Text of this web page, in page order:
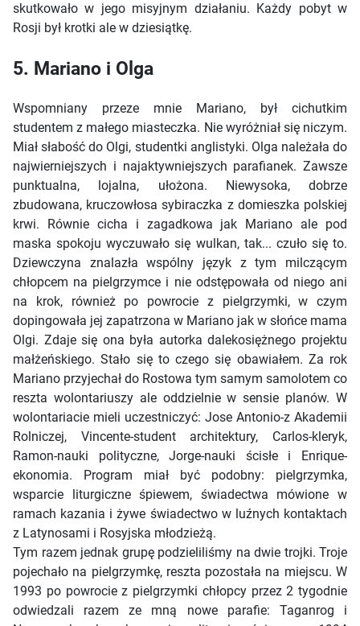
skutkowało w jego misyjnym działaniu. Każdy pobyt w
Rosji był krotki ale w dziesiątkę.
5. Mariano i Olga
Wspomniany przeze mnie Mariano, był cichutkim
studentem z małego miasteczka. Nie wyróżniał się niczym.
Miał słabość do Olgi, studentki anglistyki. Olga należała do
najwierniejszych i najaktywniejszych parafianek. Zawsze
punktualna, lojalna, ułożona. Niewysoka, dobrze
zbudowana, kruczowłosa sybiraczka z domieszka polskiej
krwi. Równie cicha i zagadkowa jak Mariano ale pod
maska spokoju wyczuwało się wulkan, tak... czuło się to.
Dziewczyna znalazła wspólny język z tym milczącym
chłopcem na pielgrzymce i nie odstępowała od niego ani
na krok, również po powrocie z pielgrzymki, w czym
dopingowała jej zapatrzona w Mariano jak w słońce mama
Olgi. Zdaje się ona była autorka dalekosiężnego projektu
małżeńskiego. Stało się to czego się obawiałem. Za rok
Mariano przyjechał do Rostowa tym samym samolotem co
reszta wolontariuszy ale oddzielnie w sensie planów. W
wolontariacie mieli uczestniczyć: Jose Antonio-z Akademii
Rolniczej, Vincente-student architektury, Carlos-kleryk,
Ramon-nauki polityczne, Jorge-nauki ścisłe i Enrique-
ekonomia. Program miał być podobny: pielgrzymka,
wsparcie liturgiczne śpiewem, świadectwa mówione w
ramach kazania i żywe świadectwo w luźnych kontaktach
z Latynosami i Rosyjska młodzieżą.
Tym razem jednak grupę podzieliliśmy na dwie trojki. Troje
pojechało na pielgrzymkę, reszta pozostała na miejscu. W
1993 po powrocie z pielgrzymki chłopcy przez 2 tygodnie
odwiedzali razem ze mną nowe parafie: Taganrog i